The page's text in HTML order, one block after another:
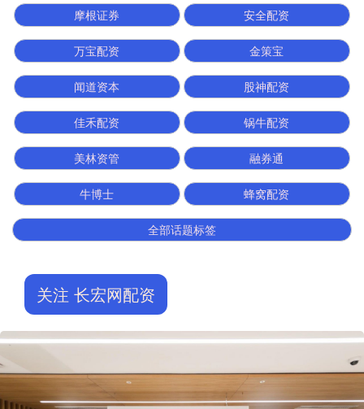
摩根证券 安全配资
万宝配资 金策宝
闻道资本 股神配资
佳禾配资 锅牛配资
美林资管 融券通
牛博士 蜂窝配资
全部话题标签
关注 长宏网配资